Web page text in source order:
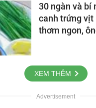
30 ngàn và bí
canh trứng vịt
thơm ngon,
XEM THÊM